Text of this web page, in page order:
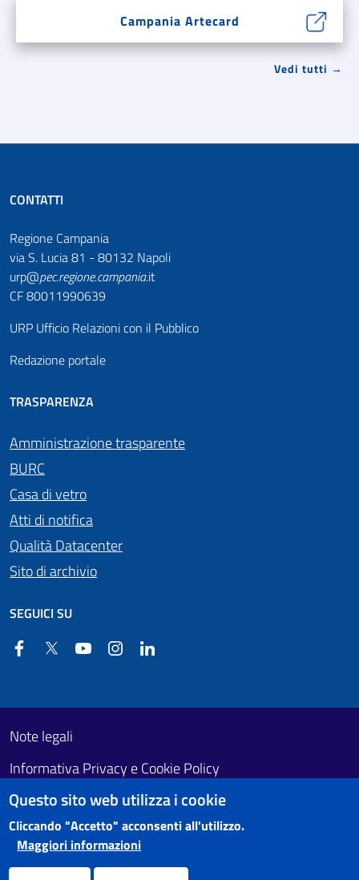
Campania Artecard
Vedi tutti →
CONTATTI
Regione Campania
via S. Lucia 81 - 80132 Napoli
urp@pec.regione.campania.it
CF 80011990639
URP Ufficio Relazioni con il Pubblico
Redazione portale
TRASPARENZA
Amministrazione trasparente
BURC
Casa di vetro
Atti di notifica
Qualità Datacenter
Sito di archivio
SEGUICI SU
FacebookTwitter YouTube Instagram
Footer First
Useful links section
Note legali
Informativa Privacy e Cookie Policy
Obiettivi di accessibilità
Questo sito web utilizza i cookie
Cliccando "Accetto" acconsenti all'utilizzo.
Maggiori informazioni